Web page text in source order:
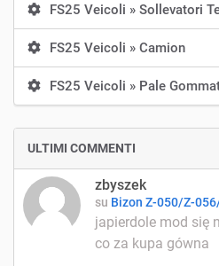
FS25 Veicoli » Sollevatori
FS25 Veicoli » Camion
FS25 Veicoli » Pale
ULTIMI COMMENTI
zbyszek
su Bizon Z-050/Z-
japierdole mod się
co za kupa gówna